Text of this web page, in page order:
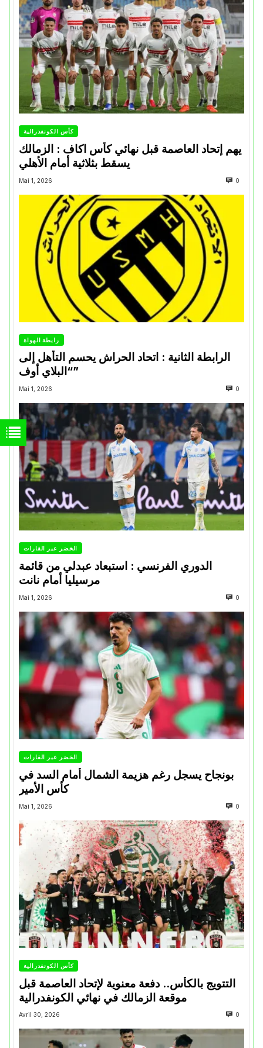
كأس الكونفدرالية
يهم إتحاد العاصمة قبل نهائي كأس اكاف : الزمالك
Mai 1, 2026 0
رابطة الهواة
الرابطة الثانية : اتحاد الحراش يحسم التأهل إلى
“البلاي أوف”
Mai 1, 2026 0
الخضر عبر القارات
الدوري الفرنسي : استبعاد عبدلي من قائمة
مرسيليا أمام نانت
Mai 1, 2026 0
الخضر عبر القارات
بونجاح يسجل رغم هزيمة الشمال أمام السد في
كأس الأمير
Mai 1, 2026 0
كأس الكونفدرالية
التتويج بالكأس.. دفعة معنوية لإتحاد العاصمة قبل
موقعة الزمالك في نهائي الكونفدرالية
Avril 30, 2026 0